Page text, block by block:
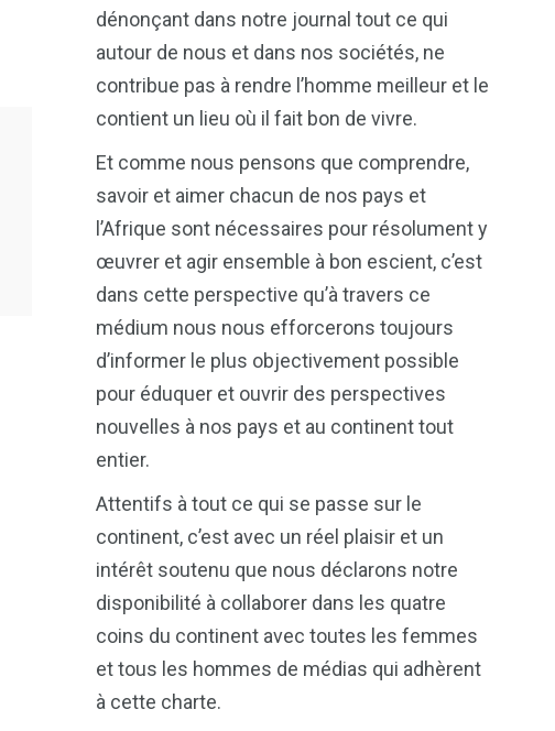
dénonçant dans notre journal tout ce qui
autour de nous et dans nos sociétés, ne
contribue pas à rendre l’homme meilleur et le
contient un lieu où il fait bon de vivre.
Et comme nous pensons que comprendre,
savoir et aimer chacun de nos pays et
l’Afrique sont nécessaires pour résolument y
œuvrer et agir ensemble à bon escient, c’est
dans cette perspective qu’à travers ce
médium nous nous efforcerons toujours
d’informer le plus objectivement possible
pour éduquer et ouvrir des perspectives
nouvelles à nos pays et au continent tout
entier.
Attentifs à tout ce qui se passe sur le
continent, c’est avec un réel plaisir et un
intérêt soutenu que nous déclarons notre
disponibilité à collaborer dans les quatre
coins du continent avec toutes les femmes
et tous les hommes de médias qui adhèrent
à cette charte.